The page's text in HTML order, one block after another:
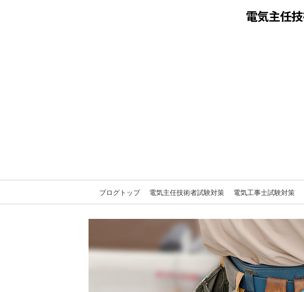
ブログトップ 電気主任技術者試験対策 電気工事士試験対策